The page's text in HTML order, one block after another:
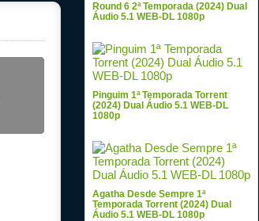
Round 6 2ª Temporada (2024) Dual
Áudio 5.1 WEB-DL 1080p
Pinguim 1ª Temporada Torrent
(2024) Dual Áudio 5.1 WEB-DL
1080p
Agatha Desde Sempre 1ª
Temporada Torrent (2024) Dual
Áudio 5.1 WEB-DL 1080p